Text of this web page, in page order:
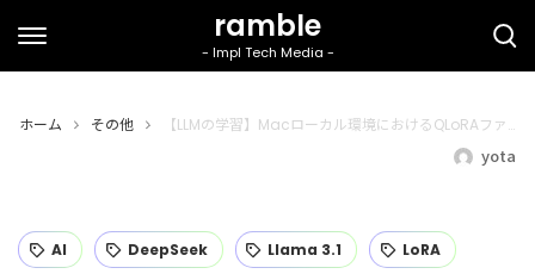
ホーム その他 【LLMの学習】Macローカル環境におけるQLoRAファインチューニング | 独自ルールの定義と事前知識バイアス
yota
AI DeepSeek Llama 3.1 LoRA